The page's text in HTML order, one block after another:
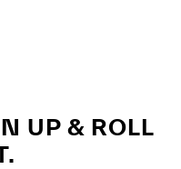
UP & ROLL